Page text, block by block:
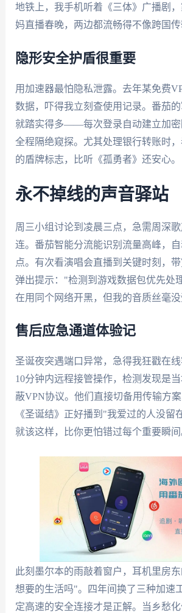
地铁上，我手机听着《三体》广播剧
妈直播春晚，两边都流畅得不像跨国传
隐形安全护盾很重要
用加速器最怕隐私泄露。去年某免费
数据，吓得我立刻查使用记录。番茄
就踏实得多——每次登录自动建立加密
全程隔绝窥探。尤其处理银行转账时
的盾牌标志，比听《孤勇者》还安心。
永不掉线的声音驿站
周三小组讨论到凌晨三点，急需周深
连。番茄智能分流能识别流量高峰，
点。有次看演唱会直播到关键时刻，
弹出提示："检测到游戏数据包优先处
在用同个网络开黑，但我的音质丝毫没
售后应急通道体验记
圣诞夜突遇端口异常，急得我狂戳在
10分钟内远程接管操作，检测发现是
蔽VPN协议。他们直接切备用传输方
《圣诞结》正好播到"我爱过的人没留
就该这样，比你更怕错过每个重要瞬间
此刻墨尔本的雨敲着窗户，耳机里房
想要的生活吗"。四年间换了三种加速
定高速的安全连接才是正解。当乡愁